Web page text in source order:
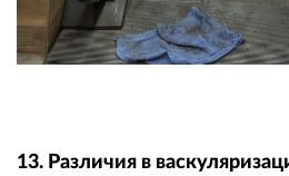
13. Различия в